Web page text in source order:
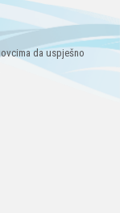
da uspješno